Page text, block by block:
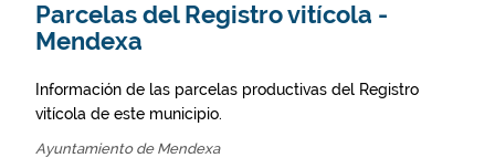
Parcelas del Registro vitícola -
Mendexa
Información de las parcelas productivas del Registro
vitícola de este municipio.
Ayuntamiento de Mendexa